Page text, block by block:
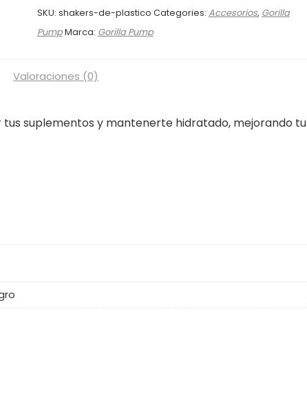
SKU: shakers-de-plastico Categories: Accesorios, Gorilla
PumpMarca: Gorilla Pump
Valoraciones (0)
suplementos y mantenerte hidratado, mejorando tu